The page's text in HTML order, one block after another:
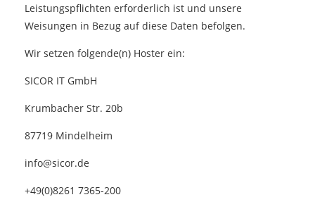
Leistungspflichten erforderlich ist und unsere
Weisungen in Bezug auf diese Daten befolgen.
Wir setzen folgende(n) Hoster ein:
SICOR IT GmbH
Krumbacher Str. 20b
87719 Mindelheim
info@sicor.de
+49(0)8261 7365-200